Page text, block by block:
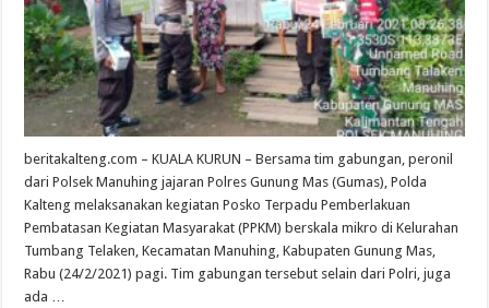
beritakalteng.com – KUALA KURUN – Bersama tim gabungan, peronil
dari Polsek Manuhing jajaran Polres Gunung Mas (Gumas), Polda
Kalteng melaksanakan kegiatan Posko Terpadu Pemberlakuan
Pembatasan Kegiatan Masyarakat (PPKM) berskala mikro di Kelurahan
Tumbang Telaken, Kecamatan Manuhing, Kabupaten Gunung Mas,
Rabu (24/2/2021) pagi. Tim gabungan tersebut selain dari Polri, juga
ada …